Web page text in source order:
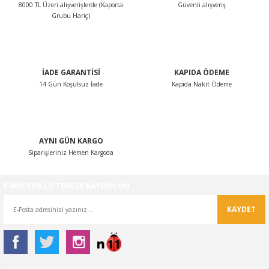
Ürün bilgilerinde hatalar bulunuyor.
8000 TL Üzeri alışverişlerde (Kaporta
Grubu Hariç)
Güvenli alışveriş
İADE GARANTİSİ
14 Gün Koşulsuz İade
KAPIDA ÖDEME
Kapıda Nakit Ödeme
AYNI GÜN KARGO
Siparişleriniz Hemen Kargoda
KAYDET